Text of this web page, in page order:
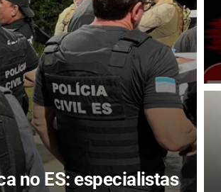
no ES: especialistas